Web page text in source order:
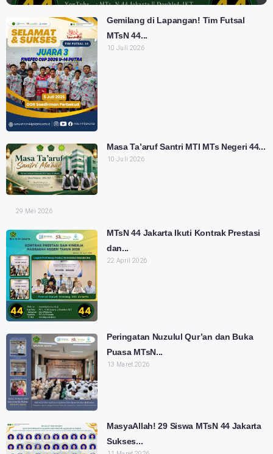
Gemilang di Lapangan! Tim Futsal
MTsN 44...
10 Juli 2026
Masa Ta’aruf Santri MTI MTs Negeri 44...
10 Juli 2026
29 Mei 2026
MTsN 44 Jakarta Ikuti Kontrak Prestasi
dan...
22 April 2026
Peringatan Nuzulul Qur’an dan Buka
Puasa MTsN...
13 Maret 2026
MasyaAllah! 29 Siswa MTsN 44 Jakarta
Sukses...